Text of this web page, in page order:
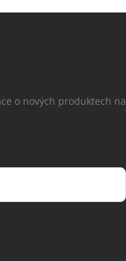
o nových produktech na